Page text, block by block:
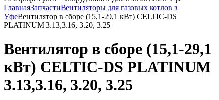
ГлавнаяЗапчастиВентиляторы для газовых котлов в
УфеВентилятор в сборе (15,1-29,1 кВт) CELTIC-DS
PLATINUM 3.13,3.16, 3.20, 3.25
Вентилятор в сборе (15,1-29,1
кВт) CELTIC-DS PLATINUM
3.13,3.16, 3.20, 3.25